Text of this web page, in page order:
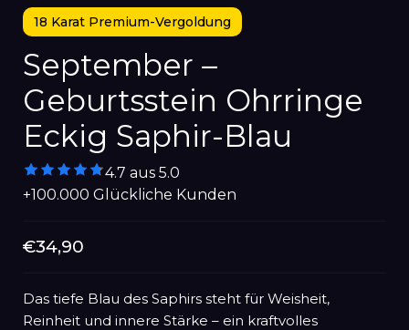
18 Karat Premium-Vergoldung
September –
Geburtsstein Ohrringe
Eckig Saphir-Blau
4.7 aus 5.0
+100.000 Glückliche Kunden
Normaler
€34,90
Das tiefe Blau des Saphirs steht für Weisheit,
Reinheit und innere Stärke – ein kraftvolles